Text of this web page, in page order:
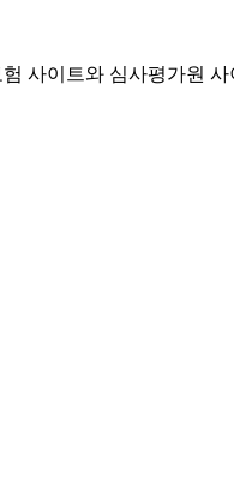
사이트와 심사평가원